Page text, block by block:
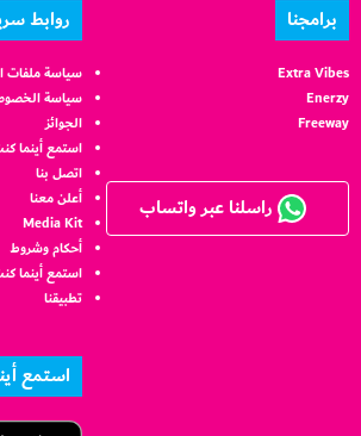
برامجنا
Extra Vibes
Enerzy
Freeway
راسلنا عبر واتساب
روابط
سياسة ملفات
سياسة
الجوائز
استمع أينما
اتصل بنا
أعلن معنا
Media Kit
أحكام وشروط
استمع أينما
تطبيقنا
استمع